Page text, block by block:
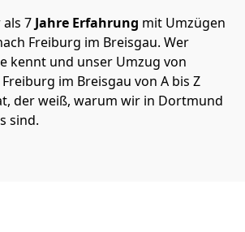
7 Jahre Erfahrung mit Umzügen
Freiburg im Breisgau. Wer
kennt und unser Umzug von
im Breisgau von A bis Z
der weiß, warum wir in Dortmund
sind.